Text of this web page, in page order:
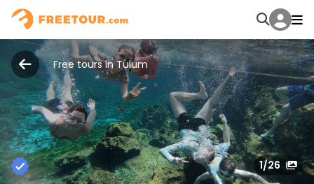
Free tours in Tulum
1/26